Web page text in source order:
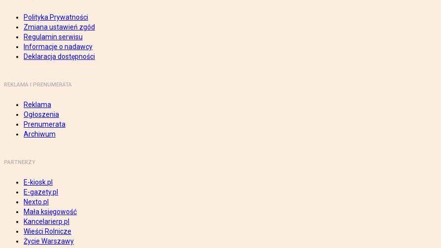
Polityka Prywatności
Zmiana ustawień zgód
Regulamin serwisu
Informacje o nadawcy
Deklaracja dostępności
REKLAMA I PRENUMERATA
Reklama
Ogłoszenia
Prenumerata
Archiwum
PARTNERZY
E-kiosk.pl
E-gazety.pl
Nexto.pl
Mała księgowość
Kancelarierp.pl
Wieści Rolnicze
Życie Warszawy